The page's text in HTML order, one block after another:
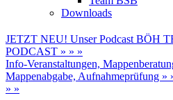
Downloads
JETZT NEU! Unser Podcast BÖH
PODCAST » » »
Info-Veranstaltungen,
Mappenabgabe, Aufnahmeprüfung
» »